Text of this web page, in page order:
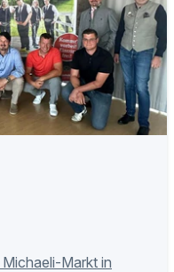
Markt in